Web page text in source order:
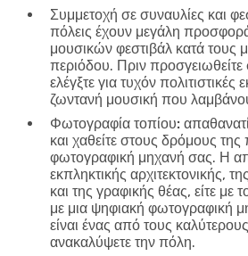
Συμμετοχή σε συναυλίες και
πόλεις έχουν μεγάλη
μουσικών φεστιβάλ κατά τους
περιόδου. Πριν προσγειωθείτε
ελέγξτε για τυχόν πολιτιστικές
ζωντανή μουσική που
Φωτογραφία τοπίου:
και χαθείτε στους δρόμους της
φωτογραφική μηχανή σας. Η
εκπληκτικής αρχιτεκτονικής,
και της γραφικής θέας, είτε με
με μια ψηφιακή φωτογραφική
είναι ένας από τους
ανακαλύψετε την πόλη.